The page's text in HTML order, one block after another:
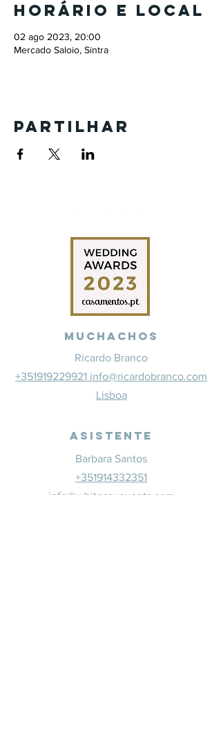
Horário e local
02 ago 2023, 20:00
Mercado Saloio, Sintra
Partilhar
Muchachos
Ricardo Branco
+351919229921 info@ricardobranco.com
Lisboa
Asistente
Barbara Santos
+351914332351
info@whitesaxevents.com